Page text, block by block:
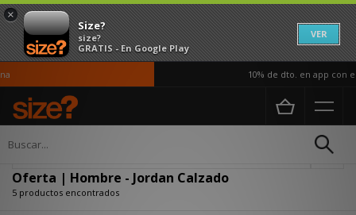
×
Size?
size?
GRATIS - En Google Play
VER
10% de dto. en app con el
Página principal
Oferta | Hombre - Jordan Calzado
5 productos encontrados